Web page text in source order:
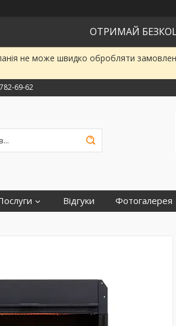
ОТРИМАЙ
не може швидко обробляти
69-62
Відгуки Фотогалерея